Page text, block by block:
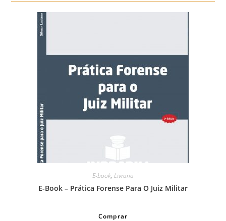
E-book, Livraria
E-Book – Prática Forense Para O Juiz Militar
Comprar